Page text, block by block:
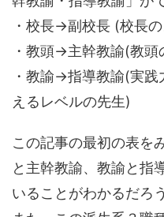
・校長→副校長 (校長
・教頭→主幹教諭(教頭
・教諭→指導教諭(実践
えるレベルの先生)
この記事の最初の表を
と主幹教諭、教諭と指
いることがわかるだろう